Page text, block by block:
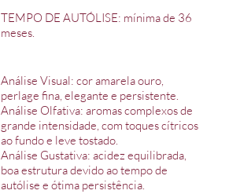
TEMPO DE AUTÓLISE: mínima de 36
meses.
Análise Visual: cor amarela ouro,
perlage fina, elegante e persistente.
Análise Olfativa: aromas complexos de
grande intensidade, com toques cítricos
ao fundo e leve tostado.
Análise Gustativa: acidez equilibrada,
boa estrutura devido ao tempo de
autólise e ótima persistência.